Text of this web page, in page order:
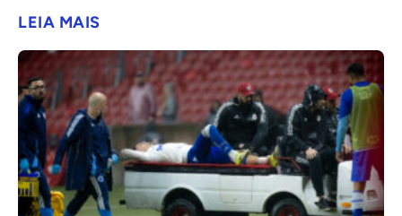
LEIA MAIS